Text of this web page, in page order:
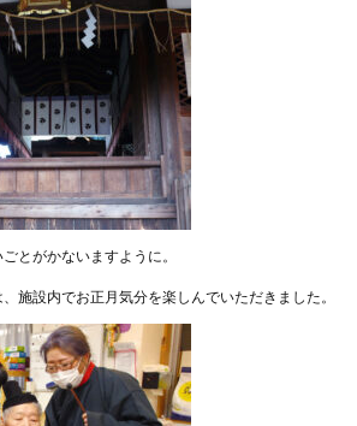
とがかないますように。
施設内でお正月気分を楽しんでいただきました。